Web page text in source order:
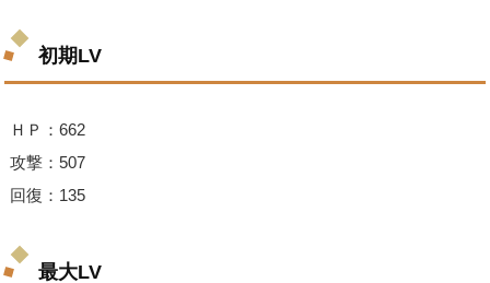
初期LV
ＨＰ：662
攻撃：507
回復：135
最大LV